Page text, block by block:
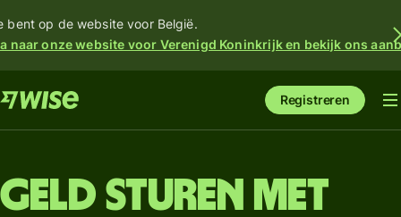
bent op de website voor België.
naar onze website voor Verenigd Koninkrijk en bekijk ons
Registreren
Geld sturen met